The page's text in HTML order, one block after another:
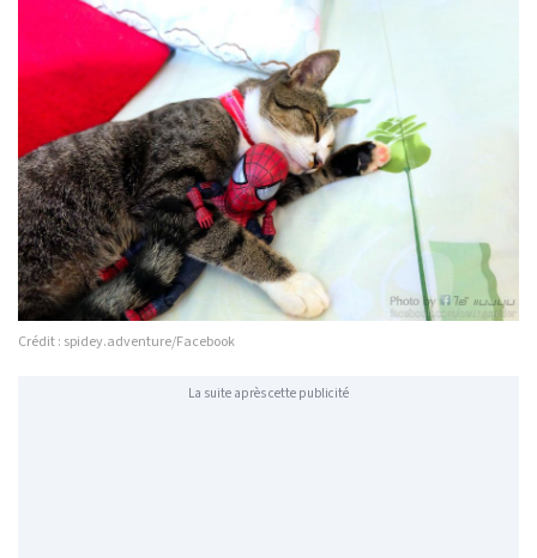
Crédit : spidey.adventure/Facebook
La suite après cette publicité